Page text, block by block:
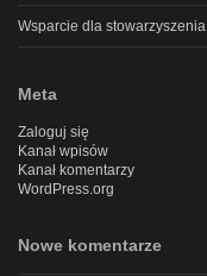
Wsparcie dla stowarzyszenia
Meta
Zaloguj się
Kanał wpisów
Kanał komentarzy
WordPress.org
Nowe komentarze